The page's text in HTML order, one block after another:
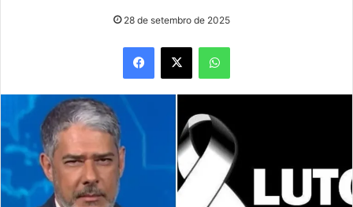
28 de setembro de 2025
Facebook
X WhatsApp